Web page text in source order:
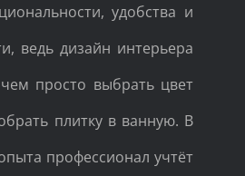
удобства и
ведь дизайн интерьера
просто выбрать цвет
плитку в ванную. В
профессионал учтёт